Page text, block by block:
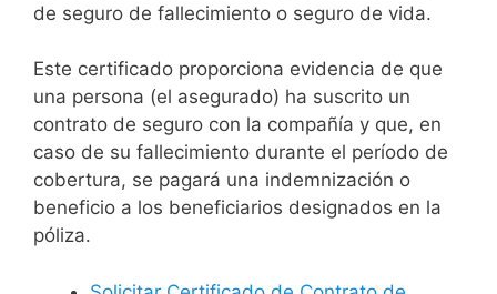
de seguro de fallecimiento o seguro de vida.
Este certificado proporciona evidencia de que
una persona (el asegurado) ha suscrito un
contrato de seguro con la compañía y que, en
caso de su fallecimiento durante el período de
cobertura, se pagará una indemnización o
beneficio a los beneficiarios designados en la
póliza.